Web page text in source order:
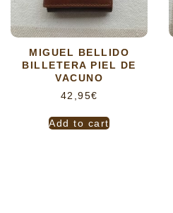
MIGUEL BELLIDO
BILLETERA PIEL DE
VACUNO
42,95€
Add to cart